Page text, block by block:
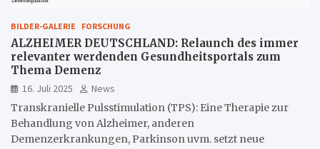
BILDER-GALERIE FORSCHUNG
ALZHEIMER DEUTSCHLAND: Relaunch des immer
relevanter werdenden Gesundheitsportals zum
Thema Demenz
16. Juli 2025
News
Transkranielle Pulsstimulation (TPS): Eine Therapie zur
Behandlung von Alzheimer, anderen
Demenzerkrankungen, Parkinson uvm. setzt neue